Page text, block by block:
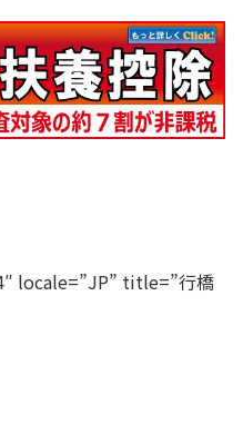
locale=”JP” title=”行橋